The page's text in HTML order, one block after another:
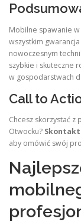
Mobilne spawanie
wszystkim
nowoczesnym
szybkie i skuteczne
w gospodarstwach
Call to
Chcesz skorzystać z
Otwocku?
aby omówić swój